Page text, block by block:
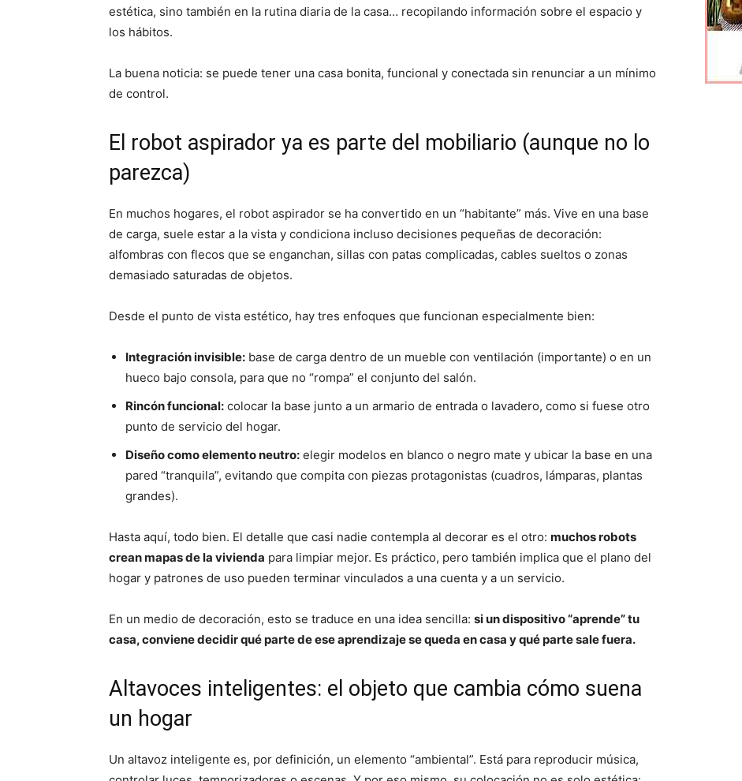
estética, sino también en la rutina diaria de la casa… recopilando información sobre el espacio y
los hábitos.
La buena noticia: se puede tener una casa bonita, funcional y conectada sin renunciar a un mínimo
de control.
El robot aspirador ya es parte del mobiliario (aunque no lo
parezca)
En muchos hogares, el robot aspirador se ha convertido en un “habitante” más. Vive en una base
de carga, suele estar a la vista y condiciona incluso decisiones pequeñas de decoración:
alfombras con flecos que se enganchan, sillas con patas complicadas, cables sueltos o zonas
demasiado saturadas de objetos.
Desde el punto de vista estético, hay tres enfoques que funcionan especialmente bien:
Integración invisible: base de carga dentro de un mueble con ventilación (importante) o en un
hueco bajo consola, para que no “rompa” el conjunto del salón.
Rincón funcional: colocar la base junto a un armario de entrada o lavadero, como si fuese otro
punto de servicio del hogar.
Diseño como elemento neutro: elegir modelos en blanco o negro mate y ubicar la base en una
pared “tranquila”, evitando que compita con piezas protagonistas (cuadros, lámparas, plantas
grandes).
Hasta aquí, todo bien. El detalle que casi nadie contempla al decorar es el otro: muchos robots
crean mapas de la vivienda para limpiar mejor. Es práctico, pero también implica que el plano del
hogar y patrones de uso pueden terminar vinculados a una cuenta y a un servicio.
En un medio de decoración, esto se traduce en una idea sencilla: si un dispositivo “aprende” tu
casa, conviene decidir qué parte de ese aprendizaje se queda en casa y qué parte sale fuera.
Altavoces inteligentes: el objeto que cambia cómo suena
un hogar
Un altavoz inteligente es, por definición, un elemento “ambiental”. Está para reproducir música,